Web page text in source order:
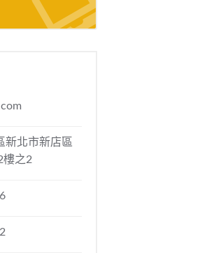
新北市新店區
樓之2